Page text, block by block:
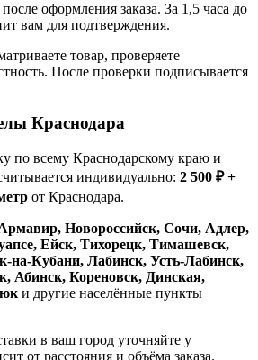
оформления заказа. За 1,5 часа до
вам для подтверждения.
товар, проверяете
После проверки подписывается
Краснодара
по всему Краснодарскому краю и
индивидуально: 2 500 ₽ +
от Краснодара.
Новороссийск, Сочи, Адлер,
Ейск, Тихорецк, Тимашевск,
на-Кубани, Лабинск, Усть-Лабинск,
Абинск, Кореновск, Динская,
и другие населённые пункты
в ваш город уточняйте у
от расстояния и объёма заказа.